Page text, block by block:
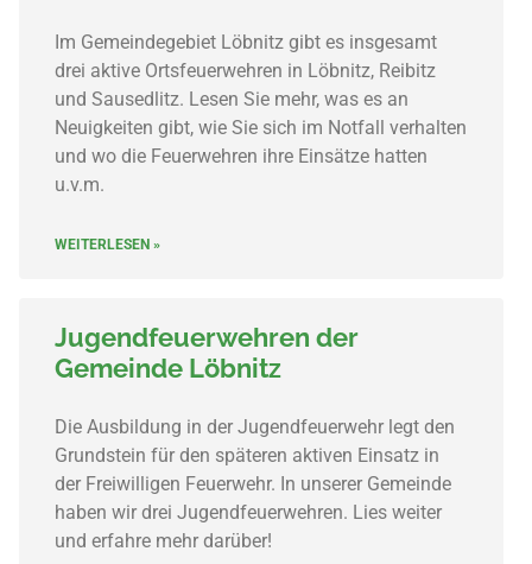
Im Gemeindegebiet Löbnitz gibt es insgesamt
drei aktive Ortsfeuerwehren in Löbnitz, Reibitz
und Sausedlitz. Lesen Sie mehr, was es an
Neuigkeiten gibt, wie Sie sich im Notfall verhalten
und wo die Feuerwehren ihre Einsätze hatten
u.v.m.
WEITERLESEN »
Jugendfeuerwehren der
Gemeinde Löbnitz
Die Ausbildung in der Jugendfeuerwehr legt den
Grundstein für den späteren aktiven Einsatz in
der Freiwilligen Feuerwehr. In unserer Gemeinde
haben wir drei Jugendfeuerwehren. Lies weiter
und erfahre mehr darüber!